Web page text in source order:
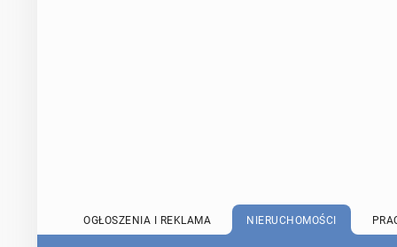
OGŁOSZENIA I REKLAMA NIERUCHOMOŚCI